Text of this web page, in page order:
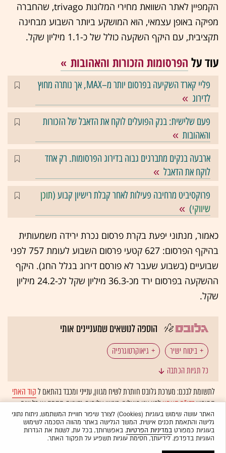
הקמפיין לאתר השוואת מחירי המלונות trivago, שהחברה
מפיקה באופן עצמאי, הוא המושקע ביותר השבוע מבחינה
תקציבית, עם היקף השקעה כולל של כ-1.1 מיליון שקל.
עוד על הפרסומות הזכורות והאהובות
פליי קארד השקיעה בפרסום יותר מ–MAX, אך נותרה מחוץ
לדירוג
פעם שלישית: בנק הפועלים לוקח את הדאבל של הזכורות
והאהובות
ארבעה בנקים מתברגים גבוה בדירוג הפרסומות. רק אחד
לוקח את הדאבל
פרוקסיביט מרחיבה פעילות לאחר קבלת רישיון קבוע (תוכן
שיווקי)
כאמור, מנתוני יפעת בקרת פרסום נכרת ירידה משמעותית
בהיקף הפרסום: 627 קטעי פרסום השבוע לעומת 757 לפני
שבועיים (בשבוע שעבר לא פורסם דירוג בגלל החג). היקף
ההשקעה בפרסום ירד מכ-36.3 מיליון שקל לכ-24.2 מיליון
שקל.
הוספה לנושאים שמעניינים אותי
ביטוח ישיר גיאוקרטוגרפיה
הפרסומות הזכורות והאהובות
כל תגיות הכתבה
לתשומת לבכם: מערכת גלובס חותרת לשיח מגוון, ענייני ומכבד בהתאם לקוד האתי
המופיעבדו"ח האמוןלפיו אנו פועלים. ביטויי אלימות, גזענות, הסתה או כל שיח
בלתי הולם אחר מסוננים בצורהאוטומטיתולא יפורסמו באתר.
האתר עושה שימוש בעוגיות (Cookies) לצורך שיפור חוויית המשתמש, ניתוח נתוני
גלישה והתאמת תכנים אישית. המשך הגלישה באתר מהווה הסכמה לשימוש
בעוגיות כמפורטבמדיניות הפרטיות. באפשרותך, בכל עת, לשנות את הגדרות
העוגיות בדפדפן. לידיעתך, חסימת עוגיות תשפיע על תפקוד האתר.